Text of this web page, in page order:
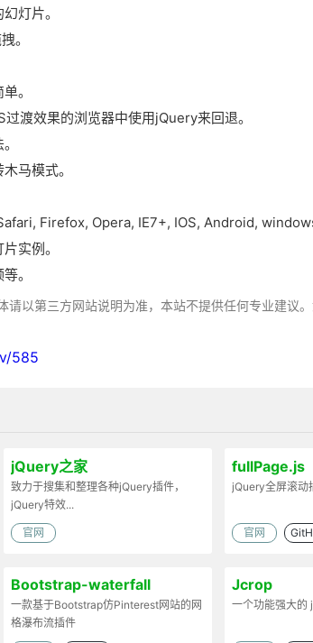
灯片。
。
。
渡效果的浏览器中使用jQuery来回退。
马模式。
Firefox, Opera, IE7+, IOS, Android,
实例。
。
请以第三方网站说明为准，本站不提供任何专业建议
585
jQuery之家
致力于搜集和整理各种jQuery插件，
jQuery特效...
官网
fullPage.js
jQuery全屏滚动
官网
Bootstrap-waterfall
一款基于Bootstrap仿Pinterest网站的网
格瀑布流插件
Jcrop
一个功能强大的